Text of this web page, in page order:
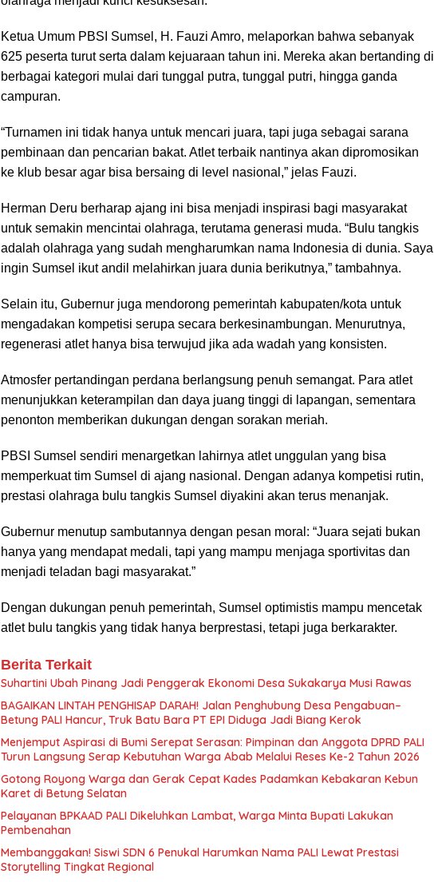
Ketua Umum PBSI Sumsel, H. Fauzi Amro, melaporkan bahwa sebanyak
625 peserta turut serta dalam kejuaraan tahun ini. Mereka akan bertanding di
berbagai kategori mulai dari tunggal putra, tunggal putri, hingga ganda
campuran.
“Turnamen ini tidak hanya untuk mencari juara, tapi juga sebagai sarana
pembinaan dan pencarian bakat. Atlet terbaik nantinya akan dipromosikan
ke klub besar agar bisa bersaing di level nasional,” jelas Fauzi.
Herman Deru berharap ajang ini bisa menjadi inspirasi bagi masyarakat
untuk semakin mencintai olahraga, terutama generasi muda. “Bulu tangkis
adalah olahraga yang sudah mengharumkan nama Indonesia di dunia. Saya
ingin Sumsel ikut andil melahirkan juara dunia berikutnya,” tambahnya.
Selain itu, Gubernur juga mendorong pemerintah kabupaten/kota untuk
mengadakan kompetisi serupa secara berkesinambungan. Menurutnya,
regenerasi atlet hanya bisa terwujud jika ada wadah yang konsisten.
Atmosfer pertandingan perdana berlangsung penuh semangat. Para atlet
menunjukkan keterampilan dan daya juang tinggi di lapangan, sementara
penonton memberikan dukungan dengan sorakan meriah.
PBSI Sumsel sendiri menargetkan lahirnya atlet unggulan yang bisa
memperkuat tim Sumsel di ajang nasional. Dengan adanya kompetisi rutin,
prestasi olahraga bulu tangkis Sumsel diyakini akan terus menanjak.
Gubernur menutup sambutannya dengan pesan moral: “Juara sejati bukan
hanya yang mendapat medali, tapi yang mampu menjaga sportivitas dan
menjadi teladan bagi masyarakat.”
Dengan dukungan penuh pemerintah, Sumsel optimistis mampu mencetak
atlet bulu tangkis yang tidak hanya berprestasi, tetapi juga berkarakter.
Berita Terkait
Suhartini Ubah Pinang Jadi Penggerak Ekonomi Desa Sukakarya Musi Rawas
BAGAIKAN LINTAH PENGHISAP DARAH! Jalan Penghubung Desa Pengabuan–
Betung PALI Hancur, Truk Batu Bara PT EPI Diduga Jadi Biang Kerok
Menjemput Aspirasi di Bumi Serepat Serasan: Pimpinan dan Anggota DPRD PALI
Turun Langsung Serap Kebutuhan Warga Abab Melalui Reses Ke-2 Tahun 2026
Gotong Royong Warga dan Gerak Cepat Kades Padamkan Kebakaran Kebun
Karet di Betung Selatan
Pelayanan BPKAAD PALI Dikeluhkan Lambat, Warga Minta Bupati Lakukan
Pembenahan
Membanggakan! Siswi SDN 6 Penukal Harumkan Nama PALI Lewat Prestasi
Storytelling Tingkat Regional